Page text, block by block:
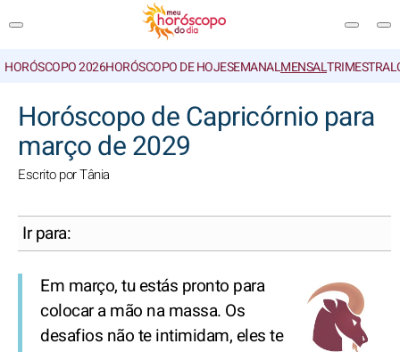
HORÓSCOPO 2026HORÓSCOPO DE HOJESEMANALMENSALTRIMESTRAL
Horóscopo de Capricórnio para
março de 2029
Escrito por Tânia
Ir para:
Em março, tu estás pronto para
colocar a mão na massa. Os
desafios não te intimidam, eles te